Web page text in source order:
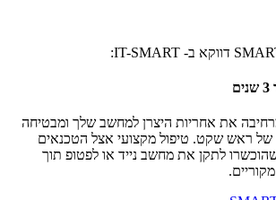
את אחריות היצרן למחשב שלך ומבטיחה
3 שנים של ראש שקט. טיפול מקצועי אצל הטכנאים
לתקן את מחשב נייד או לפטופ תוך